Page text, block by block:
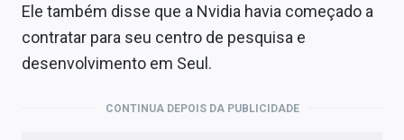
Ele também disse que a Nvidia havia começado a
contratar para seu centro de pesquisa e
desenvolvimento em Seul.
CONTINUA DEPOIS DA PUBLICIDADE